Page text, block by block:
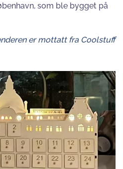
som ble bygget på
er mottatt fra Coolstuff